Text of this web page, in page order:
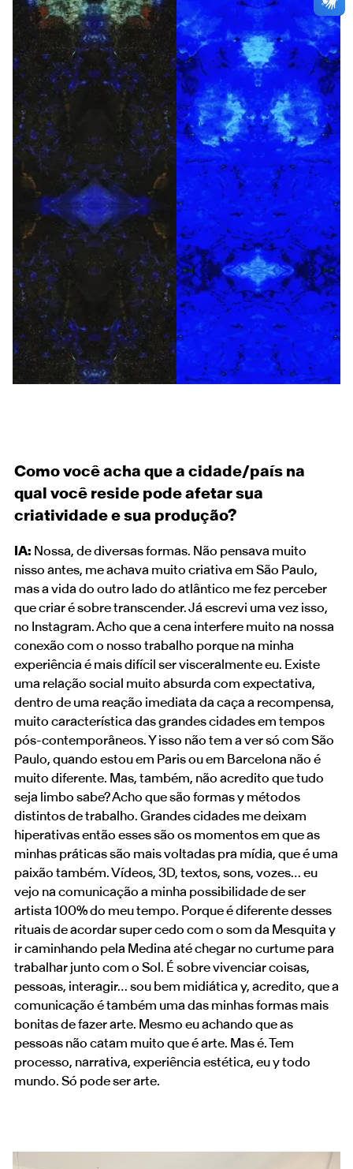
Como você acha que a cidade/país na
qual você reside pode afetar sua
criatividade e sua produção?
IA: Nossa, de diversas formas. Não pensava muito
nisso antes, me achava muito criativa em São Paulo,
mas a vida do outro lado do atlântico me fez perceber
que criar é sobre transcender. Já escrevi uma vez isso,
no Instagram. Acho que a cena interfere muito na nossa
conexão com o nosso trabalho porque na minha
experiência é mais difícil ser visceralmente eu. Existe
uma relação social muito absurda com expectativa,
dentro de uma reação imediata da caça a recompensa,
muito característica das grandes cidades em tempos
pós-contemporâneos. Y isso não tem a ver só com São
Paulo, quando estou em Paris ou em Barcelona não é
muito diferente. Mas, também, não acredito que tudo
seja limbo sabe? Acho que são formas y métodos
distintos de trabalho. Grandes cidades me deixam
hiperativas então esses são os momentos em que as
minhas práticas são mais voltadas pra mídia, que é uma
paixão também. Vídeos, 3D, textos, sons, vozes… eu
vejo na comunicação a minha possibilidade de ser
artista 100% do meu tempo. Porque é diferente desses
rituais de acordar super cedo com o som da Mesquita y
ir caminhando pela Medina até chegar no curtume para
trabalhar junto com o Sol. É sobre vivenciar coisas,
pessoas, interagir… sou bem midiática y, acredito, que a
comunicação é também uma das minhas formas mais
bonitas de fazer arte. Mesmo eu achando que as
pessoas não catam muito que é arte. Mas é. Tem
processo, narrativa, experiência estética, eu y todo
mundo. Só pode ser arte.